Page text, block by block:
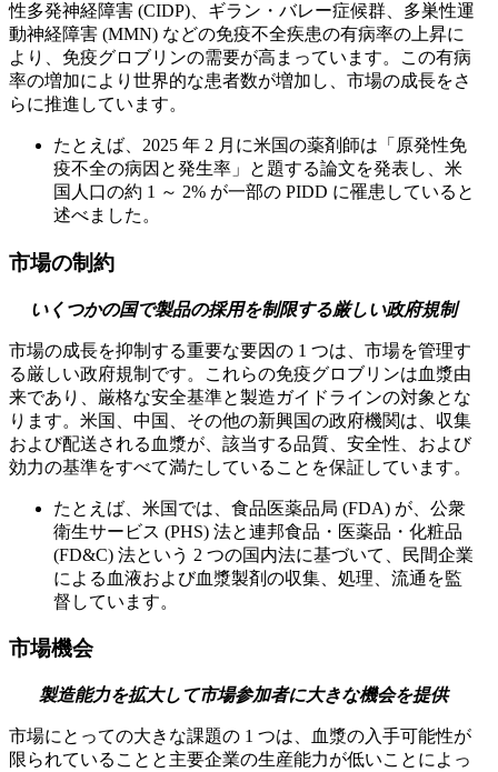
性多発神経障害 (CIDP)、ギラン・バレー症候群、多巣性運
動神経障害 (MMN) などの免疫不全疾患の有病率の上昇に
より、免疫グロブリンの需要が高まっています。この有病
率の増加により世界的な患者数が増加し、市場の成長をさ
らに推進しています。
たとえば、2025 年 2 月に米国の薬剤師は「原発性免
疫不全の病因と発生率」と題する論文を発表し、米
国人口の約 1 ～ 2% が一部の PIDD に罹患していると
述べました。
市場の制約
いくつかの国で製品の採用を制限する厳しい政府規制
市場の成長を抑制する重要な要因の 1 つは、市場を管理す
る厳しい政府規制です。これらの免疫グロブリンは血漿由
来であり、厳格な安全基準と製造ガイドラインの対象とな
ります。米国、中国、その他の新興国の政府機関は、収集
および配送される血漿が、該当する品質、安全性、および
効力の基準をすべて満たしていることを保証しています。
たとえば、米国では、食品医薬品局 (FDA) が、公衆
衛生サービス (PHS) 法と連邦食品・医薬品・化粧品
(FD&C) 法という 2 つの国内法に基づいて、民間企業
による血液および血漿製剤の収集、処理、流通を監
督しています。
市場機会
製造能力を拡大して市場参加者に大きな機会を提供
市場にとっての大きな課題の 1 つは、血漿の入手可能性が
限られていることと主要企業の生産能力が低いことによっ